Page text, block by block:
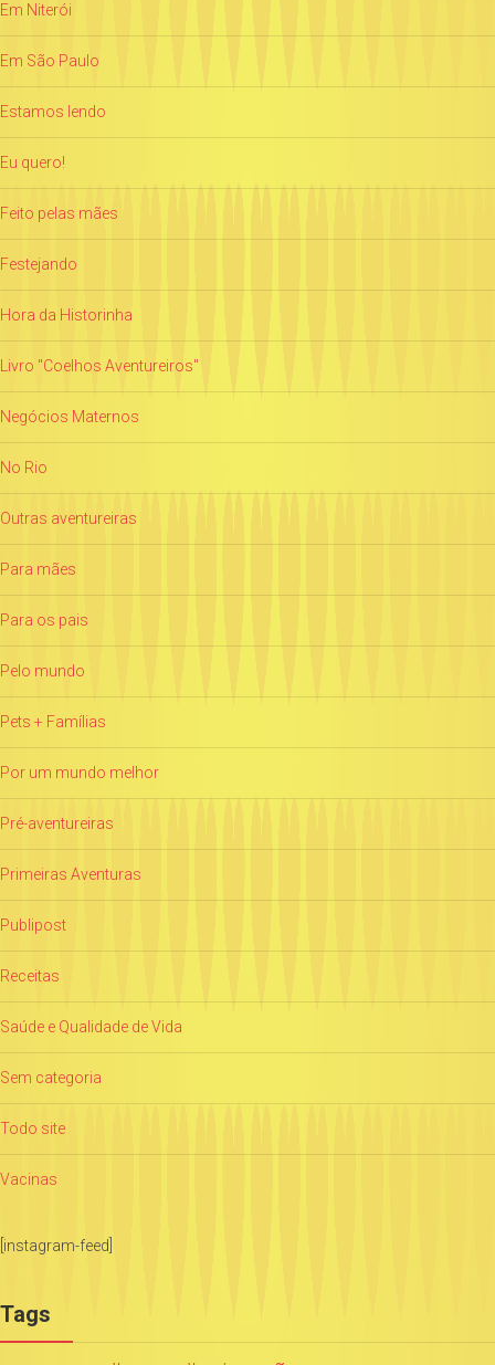
Em Niterói
Em São Paulo
Estamos lendo
Eu quero!
Feito pelas mães
Festejando
Hora da Historinha
Livro "Coelhos Aventureiros"
Negócios Maternos
No Rio
Outras aventureiras
Para mães
Para os pais
Pelo mundo
Pets + Famílias
Por um mundo melhor
Pré-aventureiras
Primeiras Aventuras
Publipost
Receitas
Saúde e Qualidade de Vida
Sem categoria
Todo site
Vacinas
[instagram-feed]
Tags